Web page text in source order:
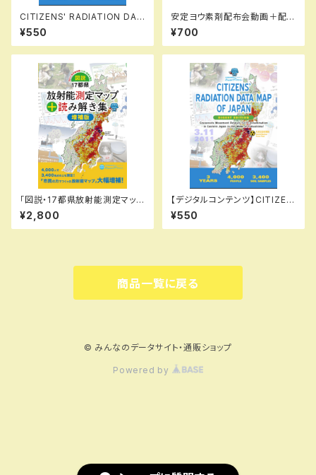
CITIZENS' RADIATION DAT
A MAP OF JAPAN: Grassro
ots Movement Reveals So
il Contamination in Eastern
shima! (DIGEST EDITION)
¥550
安定ヨウ素剤配布会動画＋配布
申し込み書類（1〜4人分）
¥700
「図説・17都県放射能測定マップ
＋読み解き集 増補版」
¥2,800
【デジタルコンテンツ】CITIZEN
S' RADIATION DATA MAP O
F JAPAN: Grassroots Move
ment Reveals Soil Contami
GEST EDITION)
¥550
商品一覧に戻る
© みんなのデータサイト・通販ショップ
Powered by